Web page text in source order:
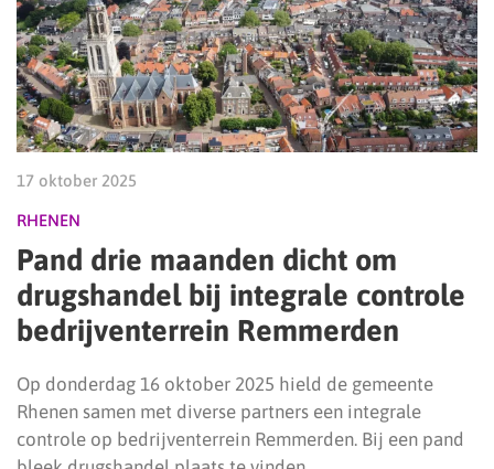
17 oktober 2025
RHENEN
Pand drie maanden dicht om
drugshandel bij integrale controle
bedrijventerrein Remmerden
Op donderdag 16 oktober 2025 hield de gemeente
Rhenen samen met diverse partners een integrale
controle op bedrijventerrein Remmerden. Bij een pand